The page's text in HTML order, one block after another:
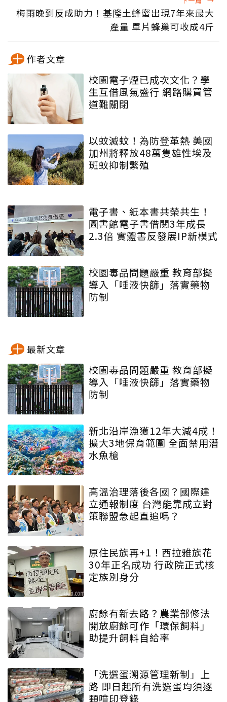
梅雨晚到反成助力！基隆土蜂蜜出現7年來最大
產量 單片蜂巢可收成4斤
作者文章
校園電子煙已成次文化？學
生互借風氣盛行 網路購買管
道難關閉
以蚊滅蚊！為防登革熱 美國
加州將釋放48萬隻雄性埃及
斑蚊抑制繁殖
電子書、紙本書共榮共生！
圖書館電子書借閱3年成長
2.3倍 實體書反發展IP新模式
校園毒品問題嚴重 教育部擬
導入「唾液快篩」落實藥物
防制
最新文章
校園毒品問題嚴重 教育部擬
導入「唾液快篩」落實藥物
防制
新北沿岸漁獲12年大減4成！
擴大3地保育範圍 全面禁用潛
水魚槍
高溫治理落後各國？國際建
立通報制度 台灣能靠成立對
策聯盟急起直追嗎？
原住民族再+1！西拉雅族花
30年正名成功 行政院正式核
定族別身分
廚餘有新去路？農業部修法
開放廚餘可作「環保飼料」
助提升飼料自給率
「洗選蛋溯源管理新制」上
路 即日起所有洗選蛋均須逐
顆噴印登錄